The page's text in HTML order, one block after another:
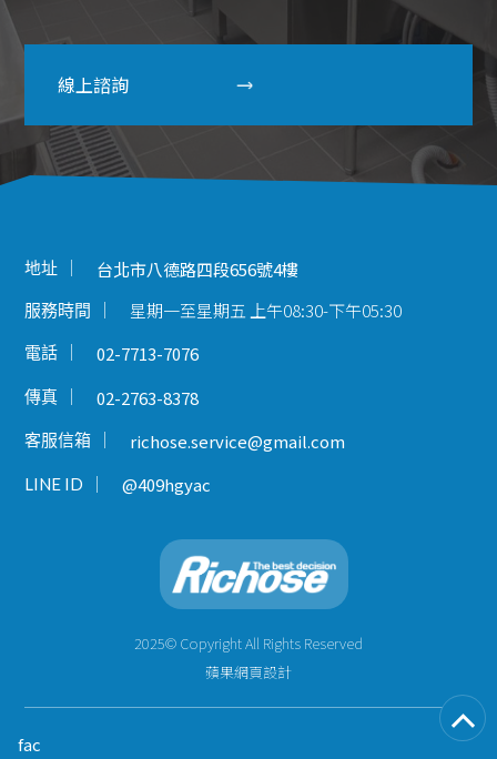
線上諮詢
地址 台北市八德路四段656號4樓
服務時間 星期一至星期五 上午08:30-下午05:30
電話 02-7713-7076
傳真 02-2763-8378
客服信箱 richose.service@gmail.com
LINE ID @409hgyac
2025© Copyright All Rights Reserved
蘋果網頁設計
fac